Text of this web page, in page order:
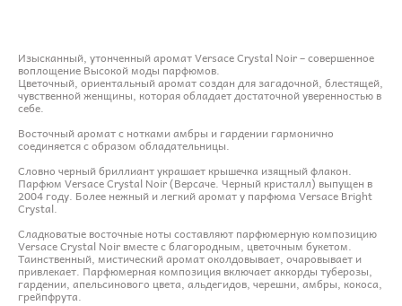
Изысканный, утонченный аромат Versace Crystal Noir – совершенное
воплощение Высокой моды парфюмов.
Цветочный, ориентальный аромат создан для загадочной, блестящей,
чувственной женщины, которая обладает достаточной уверенностью в
себе.
Восточный аромат с нотками амбры и гардении гармонично
соединяется с образом обладательницы.
Словно черный бриллиант украшает крышечка изящный флакон.
Парфюм Versace Crystal Noir (Версаче. Черный кристалл) выпущен в
2004 году. Более нежный и легкий аромат у парфюма Versace Bright
Crystal.
Сладковатые восточные ноты составляют парфюмерную композицию
Versace Crystal Noir вместе с благородным, цветочным букетом.
Таинственный, мистический аромат околдовывает, очаровывает и
привлекает. Парфюмерная композиция включает аккорды туберозы,
гардении, апельсинового цвета, альдегидов, черешни, амбры, кокоса,
грейпфрута.